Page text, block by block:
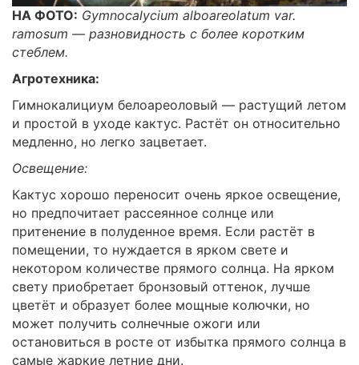
НА ФОТО: Gymnocalycium alboareolatum var.
ramosum — разновидность с более коротким
стеблем.
Агротехника:
Гимнокалициум белоареоловый — растущий летом
и простой в уходе кактус. Растёт он относительно
медленно, но легко зацветает.
Освещение:
Кактус хорошо переносит очень яркое освещение,
но предпочитает рассеянное солнце или
притенение в полуденное время. Если растёт в
помещении, то нуждается в ярком свете и
некотором количестве прямого солнца. На ярком
свету приобретает бронзовый оттенок, лучше
цветёт и образует более мощные колючки, но
может получить солнечные ожоги или
остановиться в росте от избытка прямого солнца в
самые жаркие летние дни.